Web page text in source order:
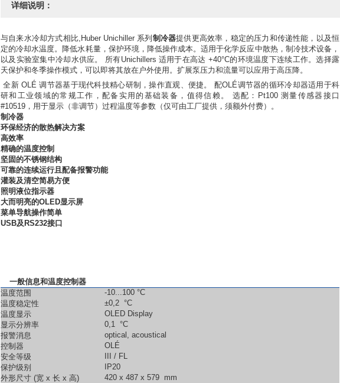
详细说明：
与自来水冷却方式相比,Huber Unichiller 系列 制冷器提供更高效率，稳定的压力和传递性能，以及恒
定的冷却水温度。降低水耗量，保护环境，降低操作成本。适用于化学反应中散热，制冷技术设备，
以及实验室集中冷却水供应。 所有Unichillers 适用于在高达 +40°C的环境温度下连续工作。选择露
天保护和冬季操作模式，可以即将其放在户外使用。扩展泵压力和流量可以应用于高压降。
全新 OLÉ 调节器基于现代科技精心研制，操作直观、便捷。 配OLÉ调节器的循环冷却器适用于科
研和工业领域的常规工作，配备实用的基础装备，值得信赖。 选配：Pt100 测量传感器接口
#10519，用于显示（非调节）过程温度等参数（仅可由工厂提供，须额外付费）。
制冷器
环保经济的散热解决方案
高效率
精确的温度控制
坚固的不锈钢结构
可靠的连续运行且配备报警功能
灌装及清空简易方便
照明液位指示器
大而明亮的OLED显示屏
菜单导航操作简单
USB及RS232接口
一般信息和温度控制器
温度范围
-10...100 °C
温度稳定性
±0,2 °C
温度显示
OLED Display
显示分辨率
0,1 °C
报警消息
optical, acoustical
控制器
OLÉ
安全等级
III / FL
保护级别
IP20
外形尺寸 (宽 x 长 x 高)
420 x 487 x 579 mm